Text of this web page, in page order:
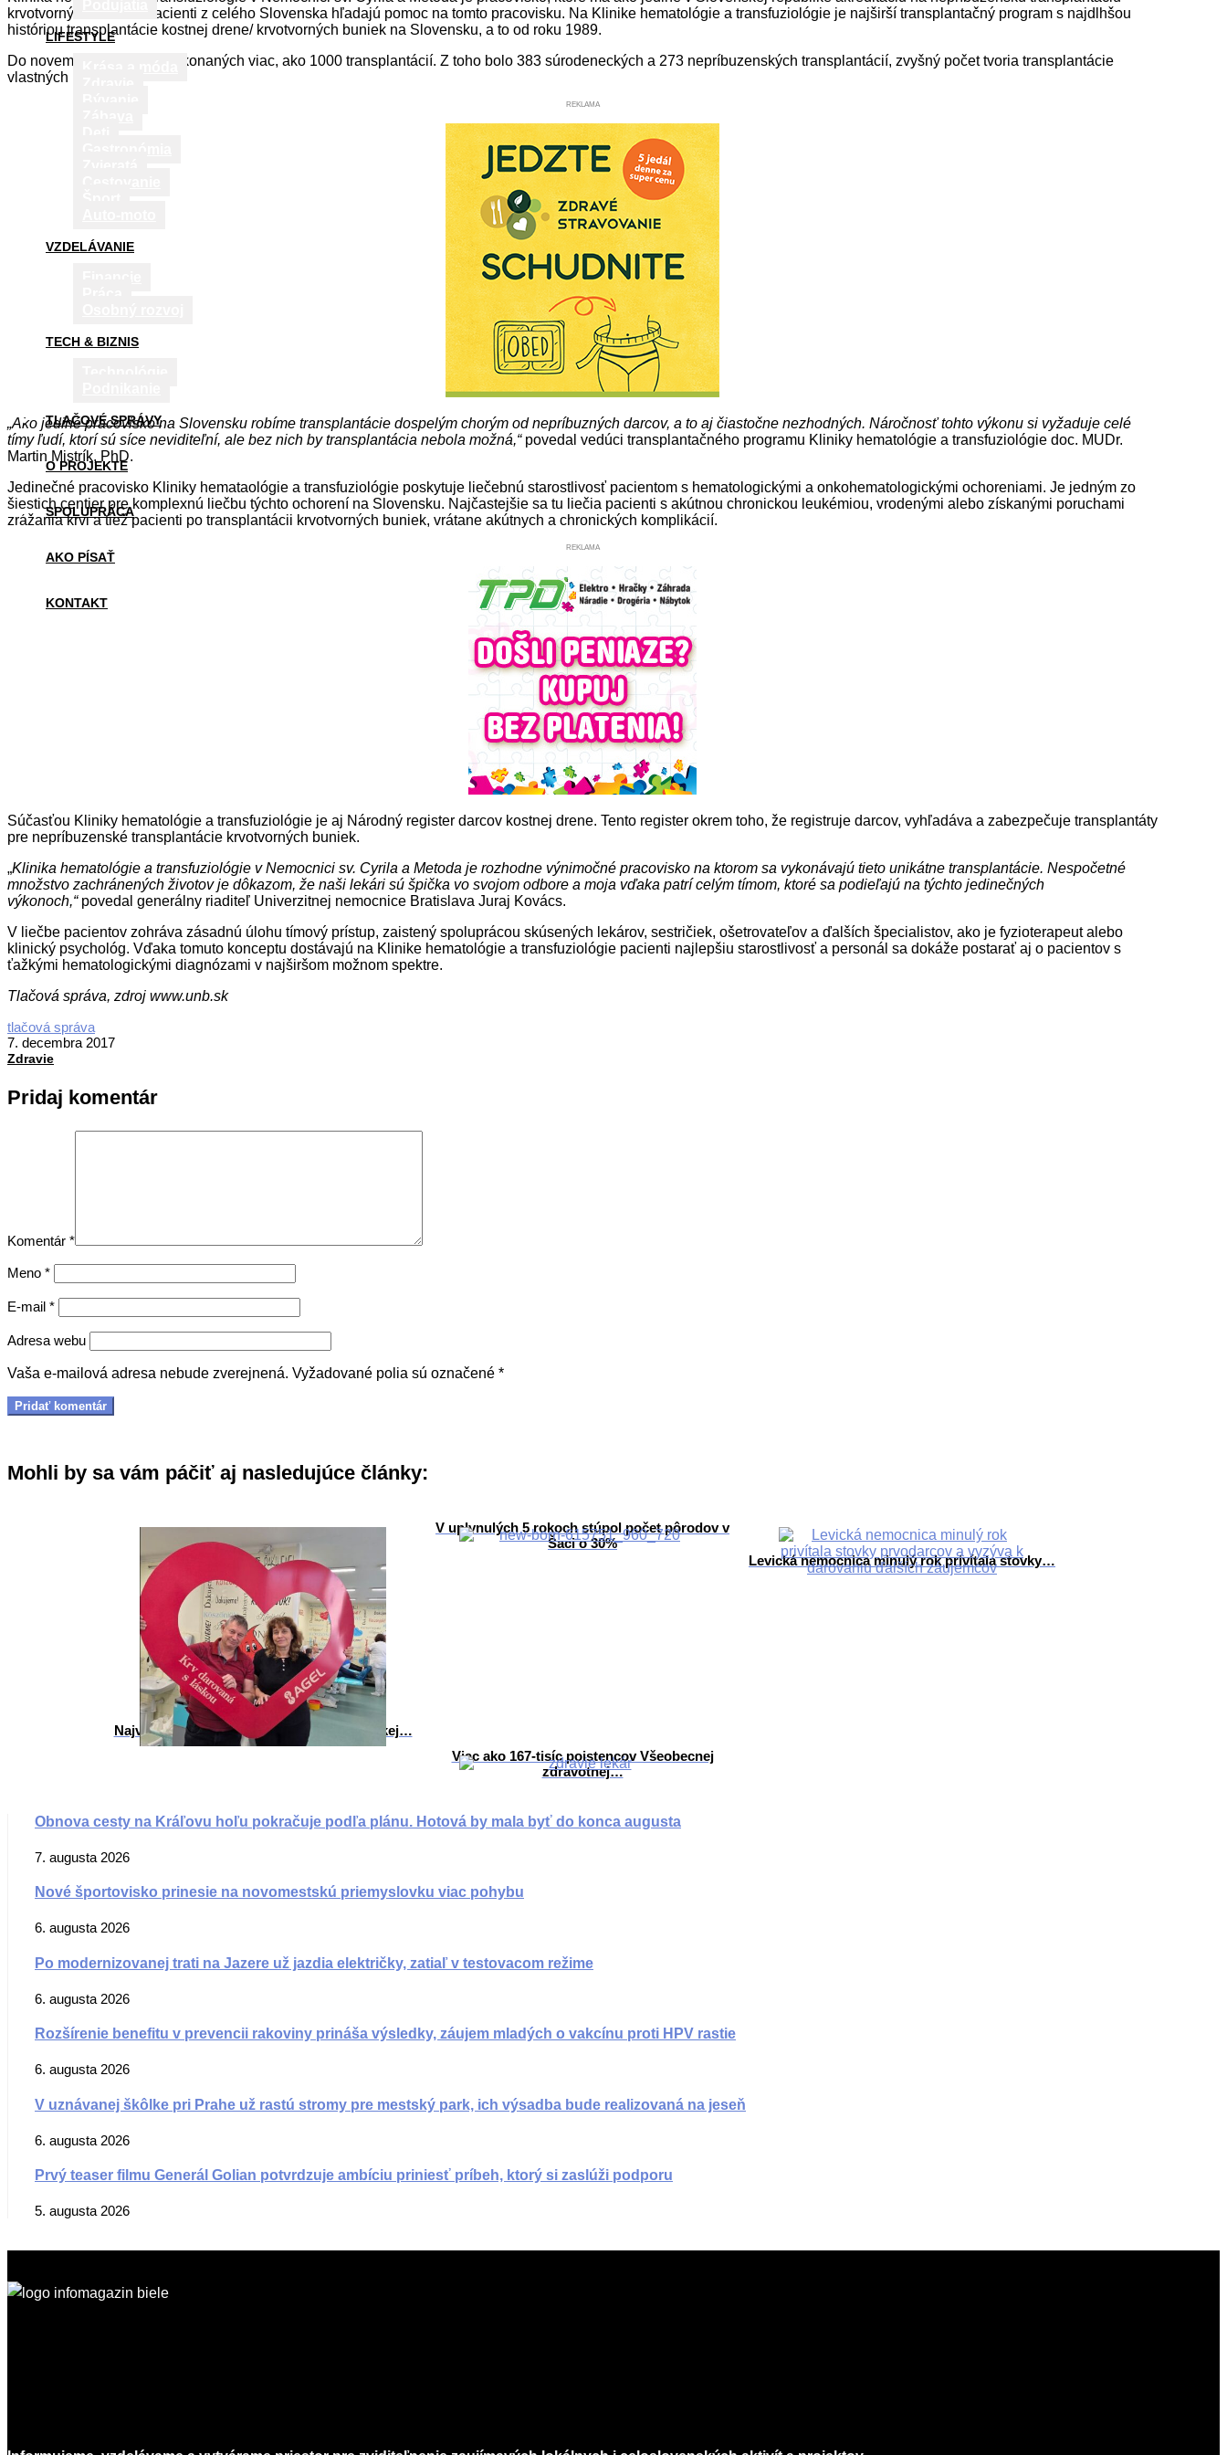
LIFESTYLE
VZDELÁVANIE
TECH & BIZNIS
TLAČOVÉ SPRÁVY
O PROJEKTE
SPOLUPRÁCA
AKO PÍSAŤ
KONTAKT
krvotvorných buniek. Pacienti z celého Slovenska hľadajú pomoc na tomto pracovisku. Na Klinike hematológie a transfuziológie je najširší transplantačný program s najdlhšou
históriou transplantácie kostnej drene/ krvotvorných buniek na Slovensku, a to od roku 1989.
Do novembra 2017 bolo vykonaných viac, ako 1000 transplantácií. Z toho bolo 383 súrodeneckých a 273 nepríbuzenských transplantácií, zvyšný počet tvoria transplantácie
vlastných buniek.
REKLAMA
„Ako jediné pracovisko na Slovensku robíme transplantácie dospelým chorým od nepríbuzných darcov, a to aj čiastočne nezhodných. Náročnosť tohto výkonu si vyžaduje celé
tímy ľudí, ktorí sú síce neviditeľní, ale bez nich by transplantácia nebola možná,“povedal vedúci transplantačného programu Kliniky hematológie a transfuziológie doc. MUDr.
Martin Mistrík, PhD.
Jedinečné pracovisko Kliniky hemataológie a transfuziológie poskytuje liečebnú starostlivosť pacientom s hematologickými a onkohematologickými ochoreniami. Je jedným zo
šiestich centier pre komplexnú liečbu týchto ochorení na Slovensku. Najčastejšie sa tu liečia pacienti s akútnou chronickou leukémiou, vrodenými alebo získanými poruchami
zrážania krvi a tiež pacienti po transplantácii krvotvorných buniek, vrátane akútnych a chronických komplikácií.
REKLAMA
Súčasťou Kliniky hematológie a transfuziológie je aj Národný register darcov kostnej drene. Tento register okrem toho, že registruje darcov, vyhľadáva a zabezpečuje transplantáty
pre nepríbuzenské transplantácie krvotvorných buniek.
„Klinika hematológie a transfuziológie v Nemocnici sv. Cyrila a Metoda je rozhodne výnimočné pracovisko na ktorom sa vykonávajú tieto unikátne transplantácie. Nespočetné
množstvo zachránených životov je dôkazom, že naši lekári sú špička vo svojom odbore a moja vďaka patrí celým tímom, ktoré sa podieľajú na týchto jedinečných
výkonoch,“povedal generálny riaditeľ Univerzitnej nemocnice Bratislava Juraj Kovács.
V liečbe pacientov zohráva zásadnú úlohu tímový prístup, zaistený spoluprácou skúsených lekárov, sestričiek, ošetrovateľov a ďalších špecialistov, ako je fyzioterapeut alebo
klinický psychológ. Vďaka tomuto konceptu dostávajú na Klinike hematológie a transfuziológie pacienti najlepšiu starostlivosť a personál sa dokáže postarať aj o pacientov s
ťažkými hematologickými diagnózami v najširšom možnom spektre.
Tlačová správa, zdroj www.unb.sk
2017-
12-
07
tlačová správa
7. decembra 2017
Zdravie
Pridaj komentár
Komentár *
Meno *
E-mail *
Adresa webu
Vaša e-mailová adresa nebude zverejnená. Vyžadované polia sú označené *
Mohli by sa vám páčiť aj nasledujúce články:
Najvzácnejší valentínsky dar v komárňanskej…
V uplynulých 5 rokoch stúpol počet pôrodov v
Šaci o 30%
Levická nemocnica minulý rok privítala stovky…
Viac ako 167-tisíc poistencov Všeobecnej
zdravotnej…
Obnova cesty na Kráľovu hoľu pokračuje podľa plánu. Hotová by mala byť do konca augusta
7. augusta 2026
Nové športovisko prinesie na novomestskú priemyslovku viac pohybu
6. augusta 2026
Po modernizovanej trati na Jazere už jazdia električky, zatiaľ v testovacom režime
6. augusta 2026
Rozšírenie benefitu v prevencii rakoviny prináša výsledky, záujem mladých o vakcínu proti HPV rastie
6. augusta 2026
V uznávanej škôlke pri Prahe už rastú stromy pre mestský park, ich výsadba bude realizovaná na jeseň
6. augusta 2026
Prvý teaser filmu Generál Golian potvrdzuje ambíciu priniesť príbeh, ktorý si zaslúži podporu
5. augusta 2026